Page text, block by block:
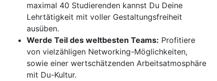
maximal 40 Studierenden kannst Du Deine
Lehrtätigkeit mit voller Gestaltungsfreiheit
ausüben.
Werde Teil des weltbesten Teams: Profitiere
von vielzähligen Networking-Möglichkeiten,
sowie einer wertschätzenden Arbeitsatmosphäre
mit Du-Kultur.